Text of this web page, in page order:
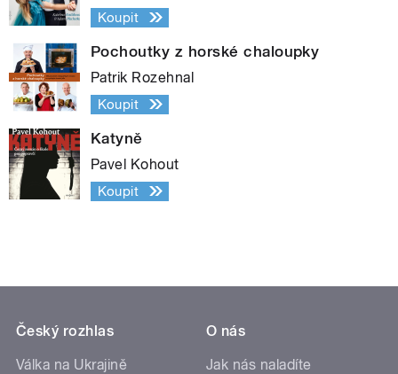
Koupit
Pochoutky z horské chaloupky
Patrik Rozehnal
Koupit
Katyně
Pavel Kohout
Koupit
Český rozhlas
Válka na Ukrajině
O nás
Jak nás naladíte